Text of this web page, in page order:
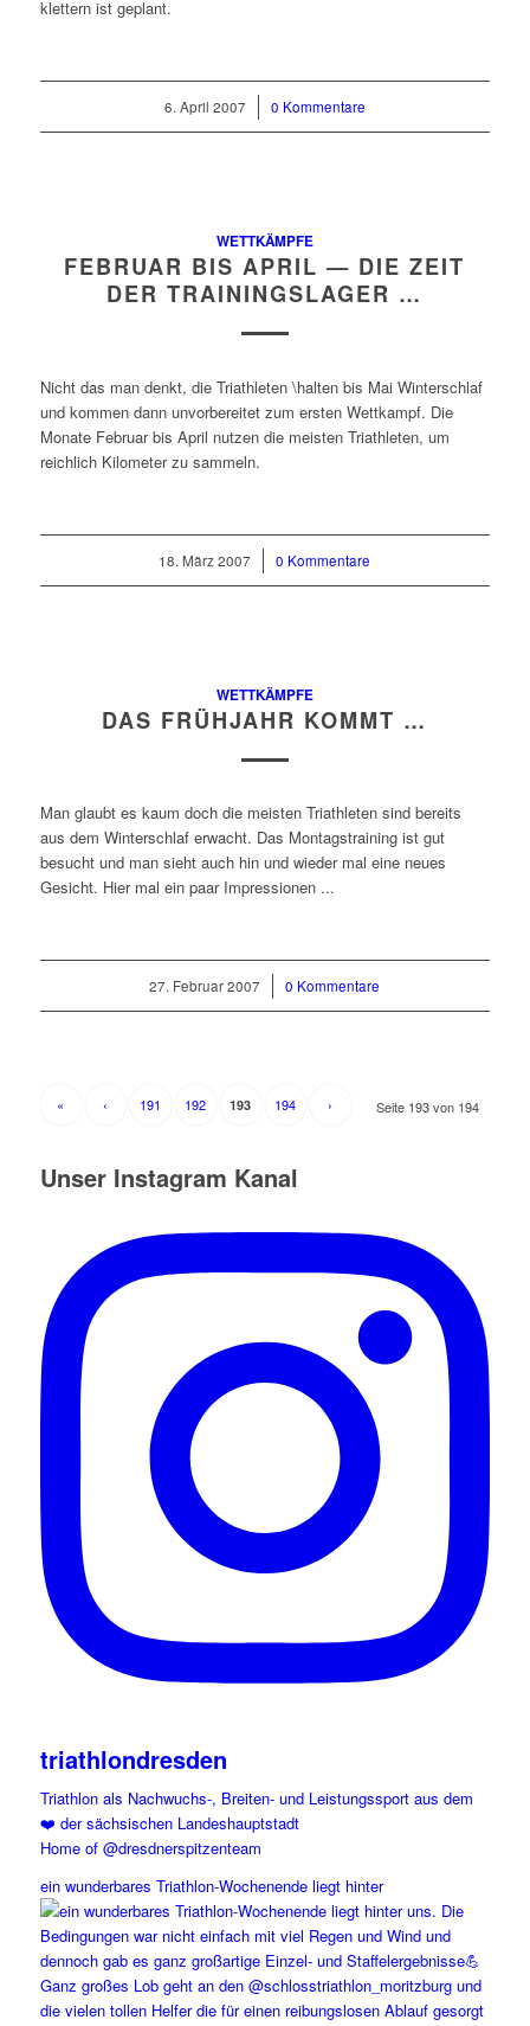
klettern ist geplant.
6. April 2007
/ 0 Kommentare
WETTKÄMPFE
FEBRUAR BIS APRIL — DIE ZEIT
DER TRAININGSLAGER …
Nicht das man denkt, die Triathleten \halten bis Mai Winterschlaf
und kommen dann unvorbereitet zum ersten Wettkampf. Die
Monate Februar bis April nutzen die meisten Triathleten, um
reichlich Kilometer zu sammeln.
18. März 2007
/ 0 Kommentare
WETTKÄMPFE
DAS FRÜHJAHR KOMMT …
Man glaubt es kaum doch die meisten Triathleten sind bereits
aus dem Winterschlaf erwacht. Das Montagstraining ist gut
besucht und man sieht auch hin und wieder mal eine neues
Gesicht. Hier mal ein paar Impressionen ...
27. Februar 2007
/ 0 Kommentare
Seite 193 von 194
« ‹ 191 192 193 194 ›
Unser Instagram Kanal
triathlondresden
Triathlon als Nachwuchs-, Breiten- und Leistungssport aus dem
❤️ der sächsischen Landeshauptstadt
Home of @dresdnerspitzenteam
ein wunderbares Triathlon-Wochenende liegt hinter